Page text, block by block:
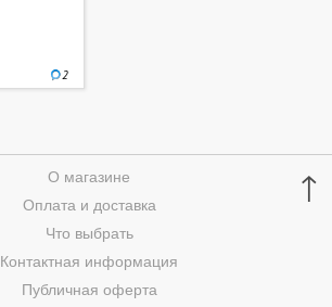
2
↑
О магазине
Оплата и доставка
Что выбрать
Контактная информация
Публичная оферта